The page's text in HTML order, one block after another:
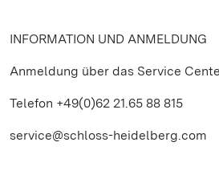
INFORMATION UND ANMELDUNG
Anmeldung über das Service
Telefon +49(0)62 21.65 88 815
service@schloss-heidelberg.com